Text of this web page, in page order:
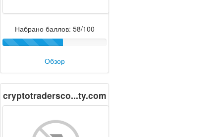
Набрано баллов: 58/100
Обзор
cryptotradersco...ty.com